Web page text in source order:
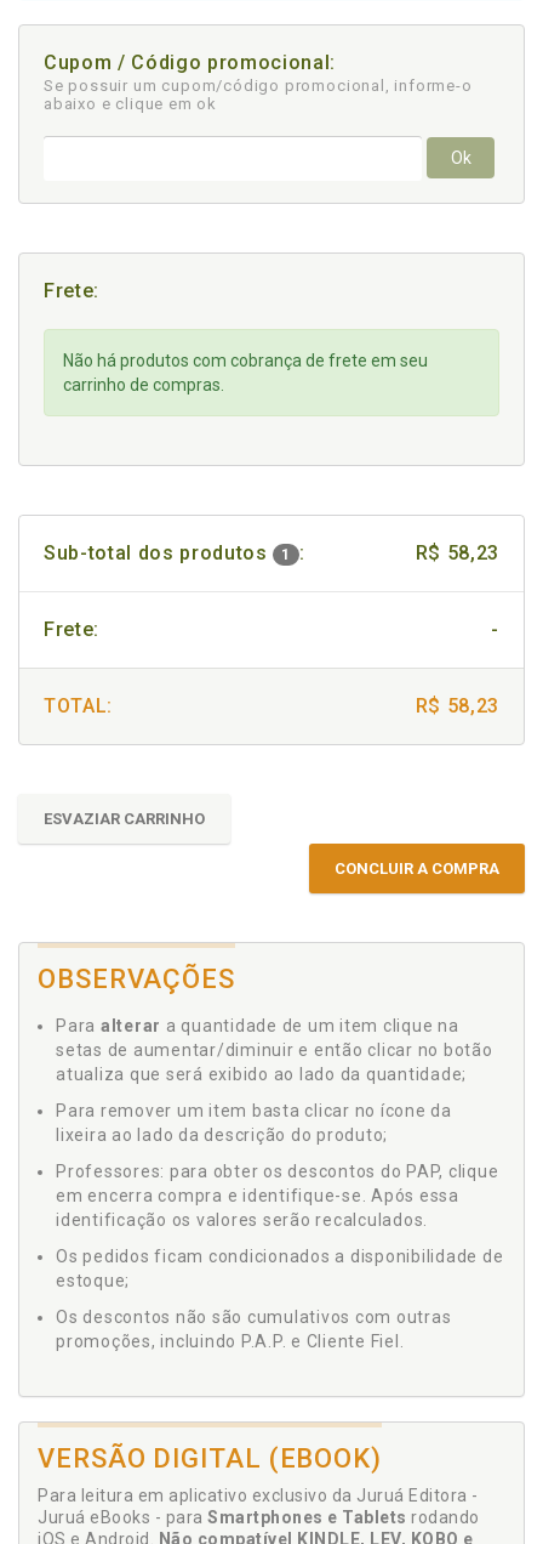
Cupom / Código promocional:
Se possuir um cupom/código promocional, informe-o
abaixo e clique em ok
Ok
Frete:
Não há produtos com cobrança de frete em seu
carrinho de compras.
Sub-total dos produtos 1 : R$ 58,23
Frete: -
TOTAL: R$ 58,23
ESVAZIAR CARRINHO
CONCLUIR A COMPRA
OBSERVAÇÕES
Para alterar a quantidade de um item clique na
setas de aumentar/diminuir e então clicar no botão
atualiza que será exibido ao lado da quantidade;
Para remover um item basta clicar no ícone da
lixeira ao lado da descrição do produto;
Professores: para obter os descontos do PAP, clique
em encerra compra e identifique-se. Após essa
identificação os valores serão recalculados.
Os pedidos ficam condicionados a disponibilidade de
estoque;
Os descontos não são cumulativos com outras
promoções, incluindo P.A.P. e Cliente Fiel.
VERSÃO DIGITAL (EBOOK)
Para leitura em aplicativo exclusivo da Juruá Editora -
Juruá eBooks - para Smartphones e Tablets rodando
iOS e Android.
Não compatível KINDLE, LEV, KOBO e